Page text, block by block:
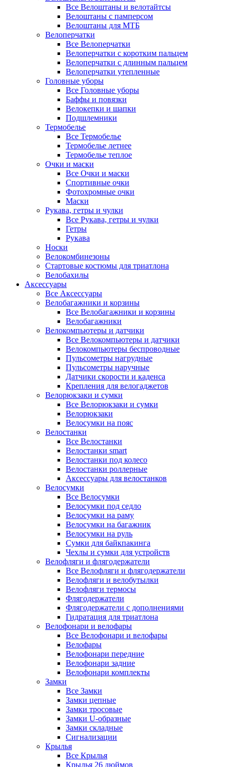
Все Велоштаны и велотайтсы
Велоштаны с памперсом
Велоштаны для МТБ
Велоперчатки
Все Велоперчатки
Велоперчатки с коротким пальцем
Велоперчатки с длинным пальцем
Велоперчатки утепленные
Головные уборы
Все Головные уборы
Баффы и повязки
Велокепки и шапки
Подшлемники
Термобелье
Все Термобелье
Термобелье летнее
Термобелье теплое
Очки и маски
Все Очки и маски
Спортивные очки
Фотохромные очки
Маски
Рукава, гетры и чулки
Все Рукава, гетры и чулки
Гетры
Рукава
Носки
Велокомбинезоны
Стартовые костюмы для триатлона
Велобахилы
Аксессуары
Все Аксессуары
Велобагажники и корзины
Все Велобагажники и корзины
Велобагажники
Велокомпьютеры и датчики
Все Велокомпьютеры и датчики
Велокомпьютеры беспроводные
Пульсометры нагрудные
Пульсометры наручные
Датчики скорости и каденса
Крепления для велогаджетов
Велорюкзаки и сумки
Все Велорюкзаки и сумки
Велорюкзаки
Велосумки на пояс
Велостанки
Все Велостанки
Велостанки smart
Велостанки под колесо
Велостанки роллерные
Аксессуары для велостанков
Велосумки
Все Велосумки
Велосумки под седло
Велосумки на раму
Велосумки на багажник
Велосумки на руль
Сумки для байкпакинга
Чехлы и сумки для устройств
Велофляги и флягодержатели
Все Велофляги и флягодержатели
Велофляги и велобутылки
Велофляги термосы
Флягодержатели
Флягодержатели с дополнениями
Гидратация для триатлона
Велофонари и велофары
Все Велофонари и велофары
Велофары
Велофонари передние
Велофонари задние
Велофонари комплекты
Замки
Все Замки
Замки цепные
Замки тросовые
Замки U-образные
Замки складные
Сигнализации
Крылья
Все Крылья
Крылья 26 дюймов